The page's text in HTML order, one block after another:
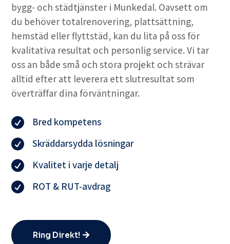
bygg- och städtjänster i Munkedal. Oavsett om
du behöver totalrenovering, plattsättning,
hemstäd eller flyttstäd, kan du lita på oss för
kvalitativa resultat och personlig service. Vi tar
oss an både små och stora projekt och strävar
alltid efter att leverera ett slutresultat som
överträffar dina förväntningar.
 Bred kompetens
 Skräddarsydda lösningar
 Kvalitet i varje detalj
 ROT & RUT-avdrag
Ring Direkt!